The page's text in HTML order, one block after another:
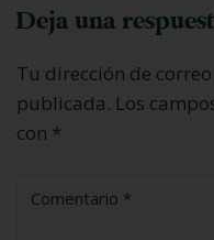
Deja una
Tu dirección de
publicada. Los
con *